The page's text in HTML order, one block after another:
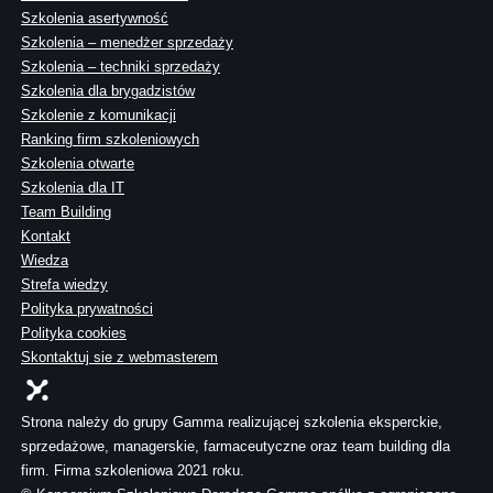
Szkolenia asertywność
Szkolenia – menedżer sprzedaży
Szkolenia – techniki sprzedaży
Szkolenia dla brygadzistów
Szkolenie z komunikacji
Ranking firm szkoleniowych
Szkolenia otwarte
Szkolenia dla IT
Team Building
Kontakt
Wiedza
Strefa wiedzy
Polityka prywatności
Polityka cookies
Skontaktuj sie z webmasterem
Strona należy do grupy Gamma realizującej szkolenia eksperckie,
sprzedażowe, managerskie, farmaceutyczne oraz team building dla
firm. Firma szkoleniowa 2021 roku.